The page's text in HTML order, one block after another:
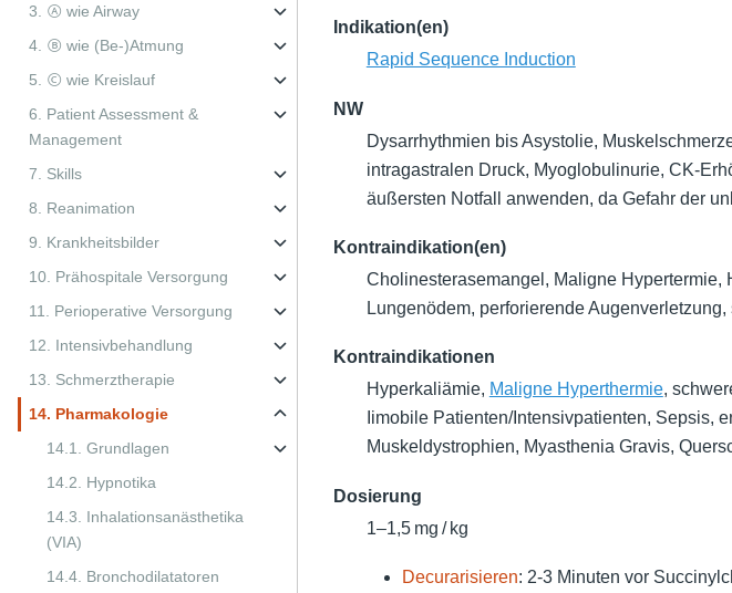
3. Ⓐ wie Airway
4. Ⓑ wie (Be-)Atmung
5. Ⓒ wie Kreislauf
6. Patient Assessment &
Management
7. Skills
8. Reanimation
9. Krankheitsbilder
10. Prähospitale Versorgung
11. Perioperative Versorgung
12. Intensivbehandlung
13. Schmerztherapie
14. Pharmakologie
14.1. Grundlagen
14.2. Hypnotika
14.3. Inhalationsanästhetika
(VIA)
14.4. Bronchodilatatoren
Indikation(en)
Rapid Sequence Induction
NW
Dysarrhythmien bis Asystolie,
intragastralen Druck, Myoglobulinurie, CK-
äußersten Notfall anwenden, da Gefahr der
Kontraindikation(en)
Cholinesterasemangel, Maligne Hypertermie,
Lungenödem, perforierende
Kontraindikationen
Hyperkaliämie, Maligne Hyperthermie,
Iimobile Patienten/Intensivpatienten, Sepsis,
Muskeldystrophien, Myasthenia Gravis,
Dosierung
1–1,5 mg / kg
Decurarisieren: 2-3 Minuten vor